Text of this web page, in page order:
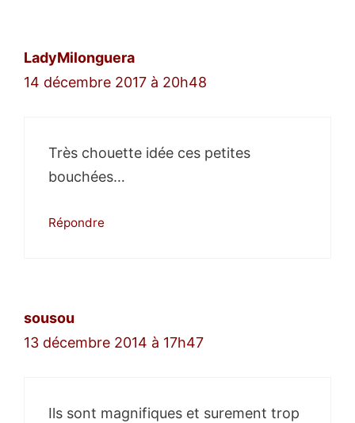
LadyMilonguera
14 décembre 2017 à 20h48
Très chouette idée ces petites
bouchées…
Répondre
sousou
13 décembre 2014 à 17h47
Ils sont magnifiques et surement trop